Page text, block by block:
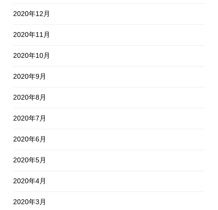
2020年12月
2020年11月
2020年10月
2020年9月
2020年8月
2020年7月
2020年6月
2020年5月
2020年4月
2020年3月